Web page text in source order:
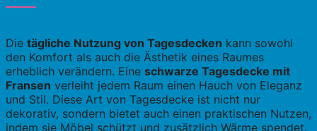
Die tägliche Nutzung von Tagesdecken kann sowohl
den Komfort als auch die Ästhetik eines Raumes
erheblich verändern. Eine schwarze Tagesdecke mit
Fransen verleiht jedem Raum einen Hauch von Eleganz
und Stil. Diese Art von Tagesdecke ist nicht nur
dekorativ, sondern bietet auch einen praktischen Nutzen,
indem sie Möbel schützt und zusätzlich Wärme spendet.